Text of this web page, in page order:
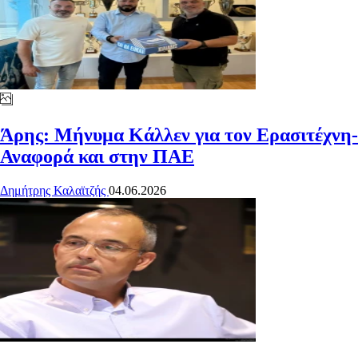
Άρης: Μήνυμα Κάλλεν για τον Ερασιτέχνη-
Αναφορά και στην ΠΑΕ
Δημήτρης Καλαϊτζής 04.06.2026